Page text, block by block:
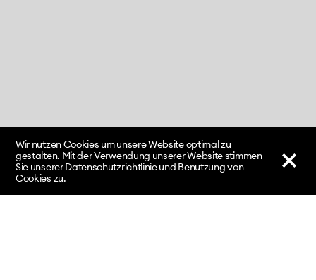
Wir nutzen Cookies um unsere Website optimal zu
gestalten. Mit der Verwendung unserer Website stimmen
Sie unserer Datenschutzrichtlinie und Benutzung von
Cookies zu.